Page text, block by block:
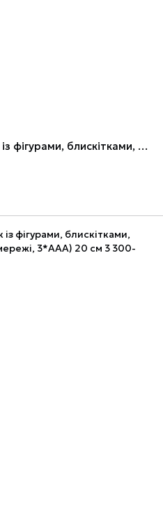
Нічник Роздовий будинок із фігурами, блискітками, підсвіткою й музикою (від мережі, 3*AAA) 20см 2